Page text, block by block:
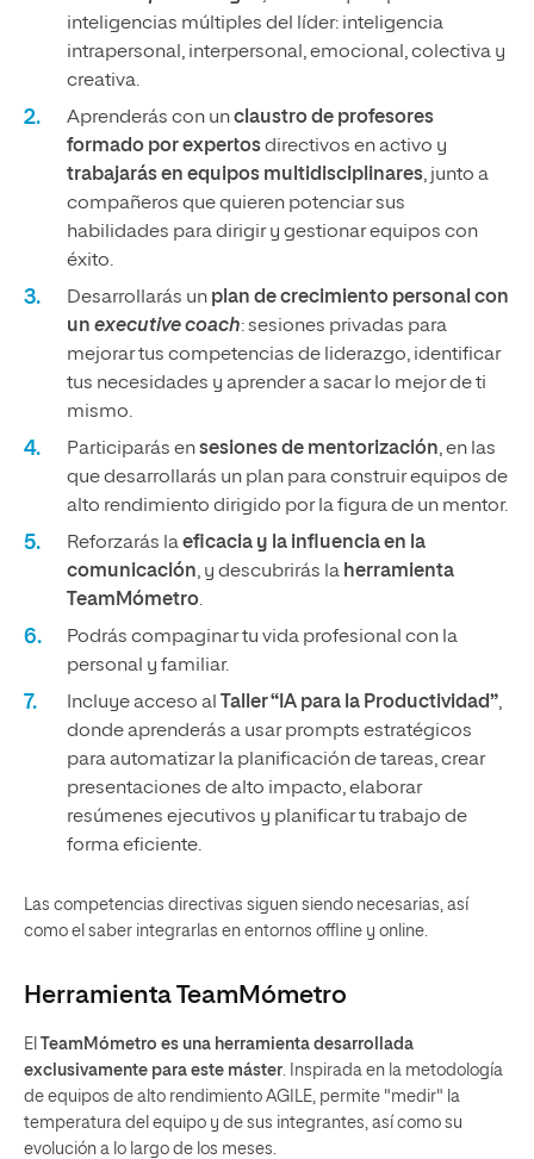
inteligencias múltiples del líder: inteligencia
intrapersonal, interpersonal, emocional, colectiva y
creativa.
Aprenderás con unclaustro de profesores
formado por expertosdirectivos en activo y
trabajarás en equipos multidisciplinares, junto a
compañeros que quieren potenciar sus
habilidades para dirigir y gestionar equipos con
éxito.
Desarrollarás un plan de crecimiento personal con
un executive coach: sesiones privadas para
mejorar tus competencias de liderazgo, identificar
tus necesidades y aprender a sacar lo mejor de ti
mismo.
Participarás ensesiones de mentorización, en las
que desarrollarás un plan para construir equipos de
alto rendimiento dirigido por la figura de un mentor.
Reforzarás laeficacia y la influencia en la
comunicación, y descubrirás la herramienta
TeamMómetro.
Podrás compaginar tu vida profesional con la
personal y familiar.
Incluye acceso al
Taller “IA para la Productividad”,
donde aprenderás a usar prompts estratégicos
para automatizar la planificación de tareas, crear
presentaciones de alto impacto, elaborar
resúmenes ejecutivos y planificar tu trabajo de
forma eficiente.
Las competencias directivas siguen siendo necesarias, así
como el saber integrarlas en entornos offline y online.
Herramienta TeamMómetro
El
TeamMómetro es una herramienta desarrollada
exclusivamente para este máster. Inspirada en la metodología
de equipos de alto rendimiento AGILE, permite "medir" la
temperatura del equipo y de sus integrantes, así como su
evolución a lo largo de los meses.